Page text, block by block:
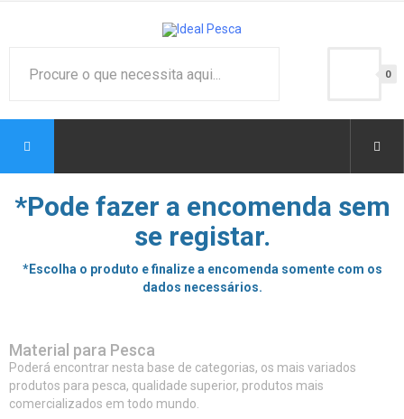
0
*Pode fazer a encomenda sem
se registar.
*Escolha o produto e finalize a encomenda somente com os
dados necessários.
Material para Pesca
Poderá encontrar nesta base de categorias, os mais variados
produtos para pesca, qualidade superior, produtos mais
comercializados em todo mundo.